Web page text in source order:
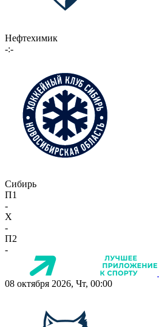
Нефтехимик
-:-
Сибирь
П1
-
X
-
П2
-
08 октября 2026, Чт, 00:00